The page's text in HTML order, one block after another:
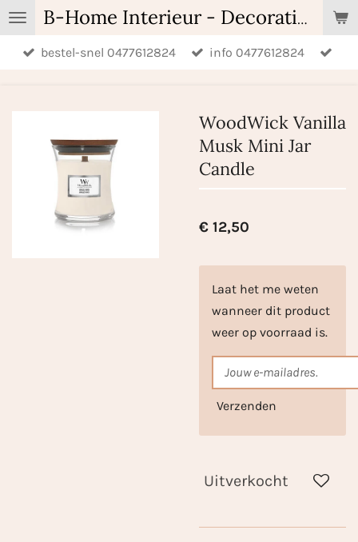
Ga
direct
naar
B-Home Interieur - Decoratie & Geschenken - Geurartikelen
bestel-snel 0477612824 info 0477612824
WoodWick Vanilla
Musk Mini Jar
Candle
€ 12,50
Laat het me weten
wanneer dit product
weer op voorraad is.
Verzenden
Uitverkocht